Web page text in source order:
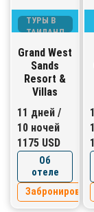
ТУРЫ В
ТАИЛАНД
Grand West
Sands
Resort &
Villas
11 дней /
10 ночей
1175 USD
Об
отеле
Забронировать